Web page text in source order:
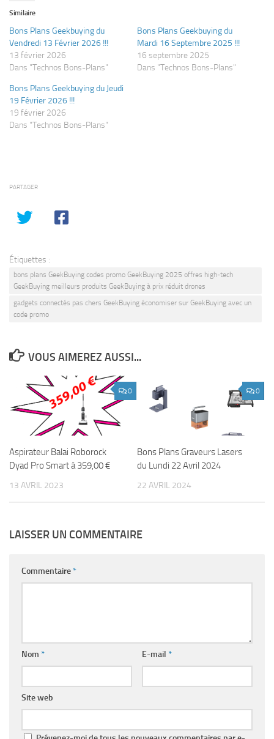
Similaire
Bons Plans Geekbuying du
Vendredi 13 Février 2026 !!!
13 février 2026
Dans "Technos Bons-Plans"
Bons Plans Geekbuying du
Mardi 16 Septembre 2025 !!!
16 septembre 2025
Dans "Technos Bons-Plans"
Bons Plans Geekbuying du Jeudi
19 Février 2026 !!!
19 février 2026
Dans "Technos Bons-Plans"
PARTAGER
Étiquettes :
bons plans GeekBuying codes promo GeekBuying 2025 offres high-tech
GeekBuying meilleurs produits GeekBuying à prix réduit drones
gadgets connectés pas chers GeekBuying économiser sur GeekBuying avec un
code promo
VOUS AIMEREZ AUSSI...
0
Aspirateur Balai Roborock
Dyad Pro Smart à 359,00 €
13 AVRIL 2023
0
Bons Plans Graveurs Lasers
du Lundi 22 Avril 2024
22 AVRIL 2024
LAISSER UN COMMENTAIRE
Commentaire*
Nom * E-mail *
Site web